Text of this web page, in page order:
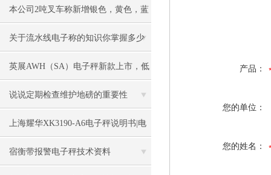
本公司2吨叉车称新增银色，黄色，蓝
色，黑色可选
关于流水线电子称的知识你掌握多少
英展AWH（SA）电子秤新款上市，低
价冲市场
说说定期检查维护地磅的重要性
上海耀华XK3190-A6电子秤说明书|电
子秤|电子叉车称|磅秤
宿衡带报警电子秤技术资料
产品：
您的单位：
您的姓名：